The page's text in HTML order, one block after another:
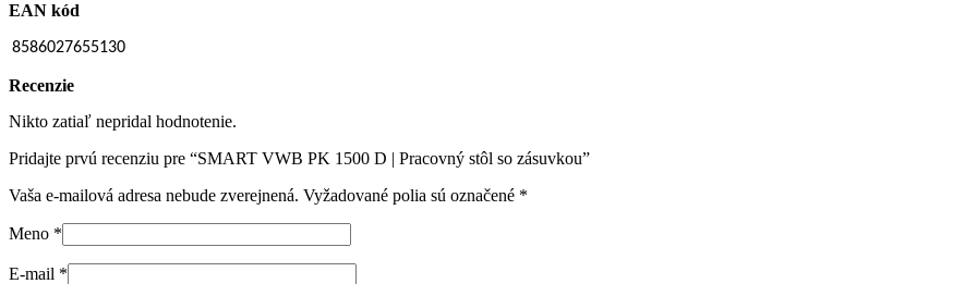
EAN kód
8586027655130
Recenzie
Nikto zatiaľ nepridal hodnotenie.
Pridajte prvú recenziu pre “SMART VWB PK 1500 D | Pracovný stôl so zásuvkou”
Vaša e-mailová adresa nebude zverejnená. Vyžadované polia sú označené *
Meno *
E-mail *